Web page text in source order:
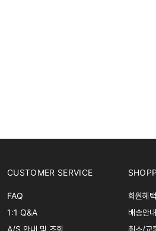
CUSTOMER SERVICE
FAQ
1:1 Q&A
A/S 안내 및 조회
회원혜
배송안내
취소/교